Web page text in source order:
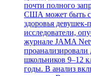
почти полного
США может быть
здоровья
исследователи,
журнале JAMA
школьников 9–12
годы. В анализ